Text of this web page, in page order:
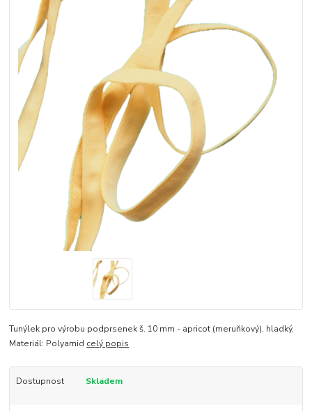
Tunýlek pro výrobu podprsenek š. 10 mm - apricot (meruňkový), hladký,
Materiál: Polyamid celý popis
Dostupnost Skladem